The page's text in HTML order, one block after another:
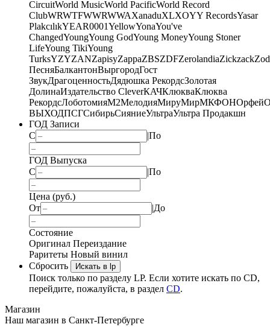
CircuitWorld MusicWorld PacificWorld Record
ClubWRWTFWWRWWAXanaduXLXOYY RecordsYasar
PlakcılıkYEAR0001YellowYonaYou've
ChangedYoungYoung GodYoung MoneyYoung Stoner
LifeYoung TikiYoung
TurksYZYZANZapisyZappaZBSZDFZerolandiaZickzack
ПесняБалкантонВыргородГост
ЗвукДрагоценностьДядюшка РекордсЗолотая
ДолинаИздательство CleverКАЧКлюкваКлюква
РекордсЛоботомияМ2МелодияМируМирМКФОНОрфей
ВЫХОДПСГСибирьСияниеУльтраУльтра Продакшн
ГОД Записи
С
|По
ГОД Выпуска
С
|По
Цена (руб.)
От
|До
Состояние
Оригинал Переиздание
Раритеты Новый винил
Сбросить
Искать в lp
Поиск только по разделу LP. Если хотите искать по CD,
перейдите, пожалуйста, в раздел CD.
Магазин
Наш магазин в Санкт-Петербурге